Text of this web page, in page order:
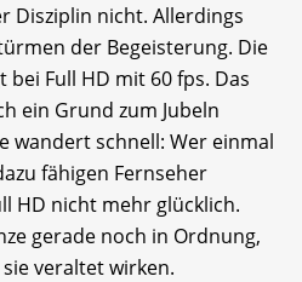
Disziplin nicht. Allerdings
der Begeisterung. Die
Full HD mit 60 fps. Das
ein Grund zum Jubeln
wandert schnell: Wer einmal
fähigen Fernseher
HD nicht mehr glücklich.
gerade noch in Ordnung,
veraltet wirken.